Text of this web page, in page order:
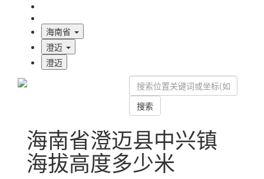
海南省
澄迈
澄迈
搜索
海南省澄迈县中兴镇
海拔高度多少米